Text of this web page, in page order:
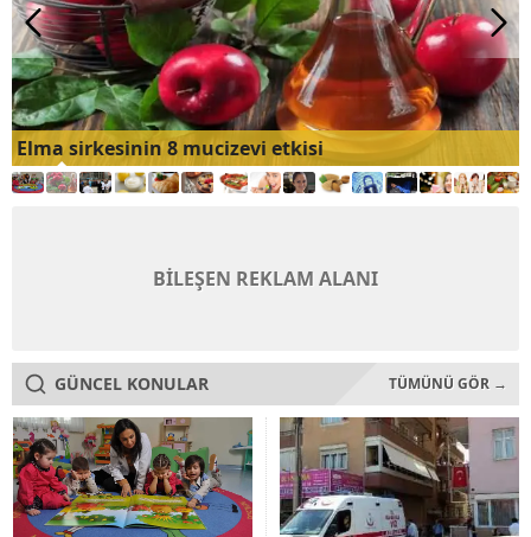
Elma sirkesinin 8 mucizevi etkisi
BİLEŞEN REKLAM ALANI
GÜNCEL KONULAR TÜMÜNÜ GÖR →